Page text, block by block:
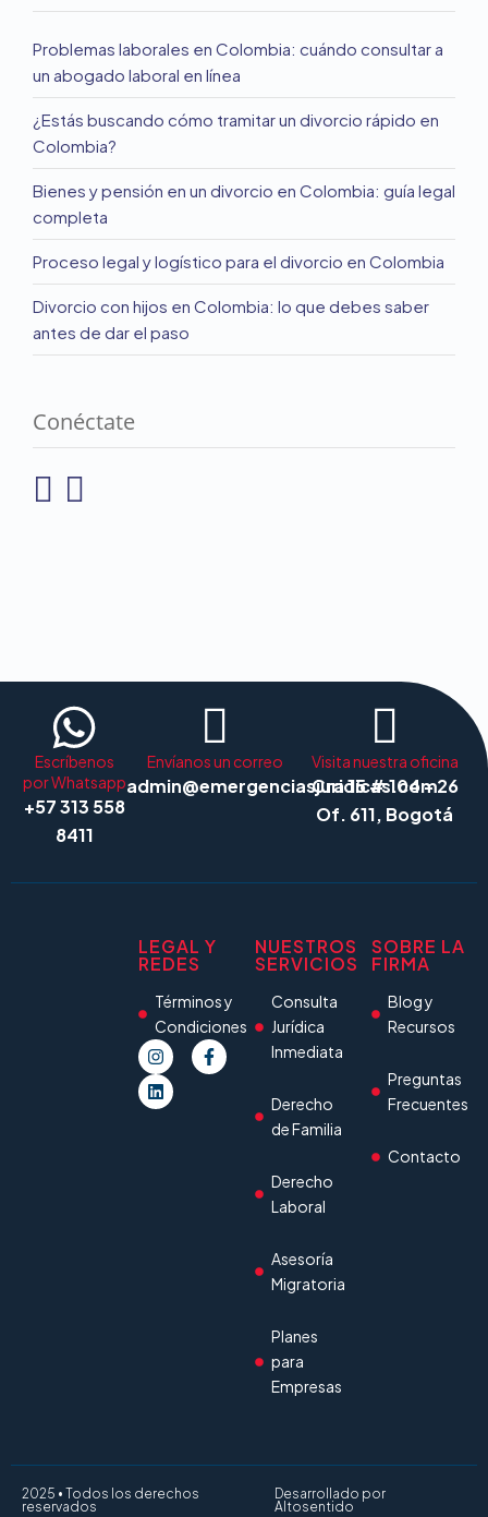
Problemas laborales en Colombia: cuándo consultar a
un abogado laboral en línea
¿Estás buscando cómo tramitar un divorcio rápido en
Colombia?
Bienes y pensión en un divorcio en Colombia: guía legal
completa
Proceso legal y logístico para el divorcio en Colombia
Divorcio con hijos en Colombia: lo que debes saber
antes de dar el paso
Conéctate
Escríbenos
por Whatsapp
+57 313 558
8411
Envíanos un correo
admin@emergenciasjuridicas.com
Visita nuestra oficina
Cra 15 # 104 - 26
Of. 611, Bogotá
LEGAL Y
REDES
Términos y
Condiciones
NUESTROS
SERVICIOS
Consulta
Jurídica
Inmediata
Derecho
de Familia
Derecho
Laboral
Asesoría
Migratoria
Planes
para
Empresas
SOBRE LA
FIRMA
Blog y
Recursos
Preguntas
Frecuentes
Contacto
2025 • Todos los derechos
reservados
Desarrollado por
Altosentido